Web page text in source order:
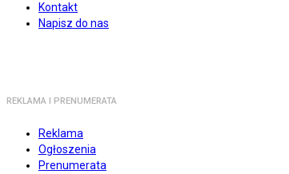
Kontakt
Napisz do nas
REKLAMA I PRENUMERATA
Reklama
Ogłoszenia
Prenumerata